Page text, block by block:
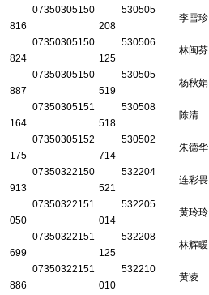
07350305150
816
530505
208
李雪珍
07350305150
824
530506
125
林闽芬
07350305150
887
530505
519
杨秋娟
07350305151
164
530508
518
陈清
07350305152
175
530502
714
朱德华
07350322150
913
532204
521
连彩畏
07350322151
050
532205
014
黄玲玲
07350322151
699
532208
125
林辉暖
07350322151
886
532210
010
黄凌